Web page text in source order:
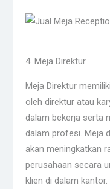
4. Meja Direktur
Meja Direktur
oleh direktur atau
dalam bekerja serta
dalam profesi. Meja
akan meningkatkan
perusahaan secara
klien di dalam kantor.